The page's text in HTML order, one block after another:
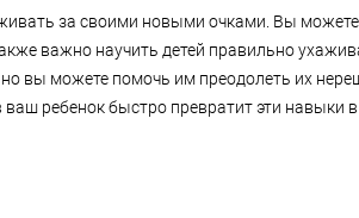
за своими новыми очками. Вы можете
важно научить детей правильно
вы можете помочь им преодолеть их
ребенок быстро превратит эти навыки